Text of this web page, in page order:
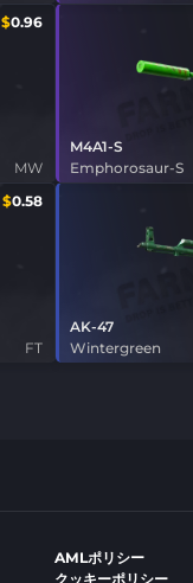
$0.96
MW
M4A1-S
Emphorosaur-S
$0.58
FT
AK-47
Wintergreen
AMLポリシー
クッキーポリシー